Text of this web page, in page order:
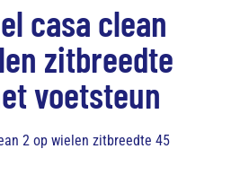
casa clean
zitbreedte
voetsteun
2 op wielen zitbreedte 45